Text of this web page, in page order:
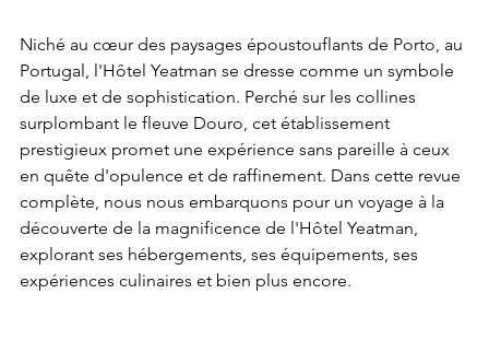
Niché au cœur des paysages époustouflants de Porto, au
Portugal, l'Hôtel Yeatman se dresse comme un symbole
de luxe et de sophistication. Perché sur les collines
surplombant le fleuve Douro, cet établissement
prestigieux promet une expérience sans pareille à ceux
en quête d'opulence et de raffinement. Dans cette revue
complète, nous nous embarquons pour un voyage à la
découverte de la magnificence de l'Hôtel Yeatman,
explorant ses hébergements, ses équipements, ses
expériences culinaires et bien plus encore.